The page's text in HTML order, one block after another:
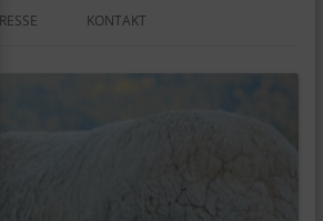
KONTAKT
IMPRESSUM